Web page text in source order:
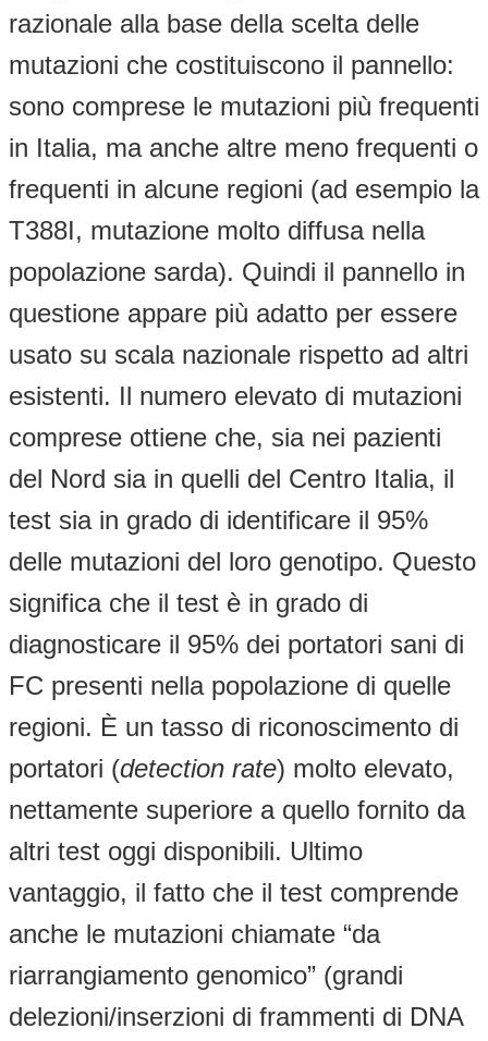
razionale alla base della scelta delle
mutazioni che costituiscono il pannello:
sono comprese le mutazioni più frequenti
in Italia, ma anche altre meno frequenti o
frequenti in alcune regioni (ad esempio la
T388I, mutazione molto diffusa nella
popolazione sarda). Quindi il pannello in
questione appare più adatto per essere
usato su scala nazionale rispetto ad altri
esistenti. Il numero elevato di mutazioni
comprese ottiene che, sia nei pazienti
del Nord sia in quelli del Centro Italia, il
test sia in grado di identificare il 95%
delle mutazioni del loro genotipo. Questo
significa che il test è in grado di
diagnosticare il 95% dei portatori sani di
FC presenti nella popolazione di quelle
regioni. È un tasso di riconoscimento di
portatori (detection rate) molto elevato,
nettamente superiore a quello fornito da
altri test oggi disponibili. Ultimo
vantaggio, il fatto che il test comprende
anche le mutazioni chiamate “da
riarrangiamento genomico” (grandi
delezioni/inserzioni di frammenti di DNA